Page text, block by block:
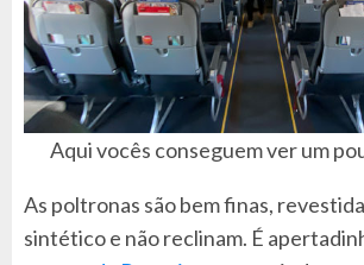
Aqui vocês conseguem ver um
As poltronas são bem finas,
sintético e não reclinam. É